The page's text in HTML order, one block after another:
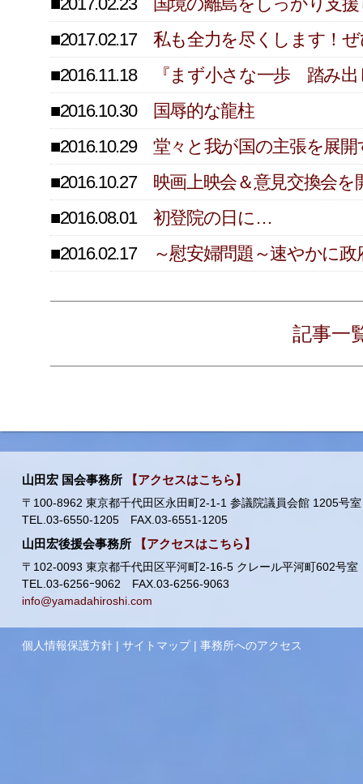
■2017.02.17 私も全力を尽くします！
■2016.11.18
『まず小さな一歩 踏み
■2016.10.30
国辱的な龍柱
■2016.10.29 堂々と我が国の主張を展
■2016.10.27 映画上映会＆意見交換会を
■2016.08.01 初登院の日に…
■2016.02.17
～慰安婦問題～速やかに
記事一
山田宏 国会事務所 【アクセスはこちら】
〒100-8962 東京都千代田区永田町2-1-1 参議院議員会館 1205号室
TEL.03-6550-1205 FAX.03-6551-1205
山田宏後援会事務所 【アクセスはこちら】
〒102-0093 東京都千代田区平河町2-16-5 クレール平河町602号室
TEL.03-6256ｰ9062 FAX.03-6256-9063
info@yamadahiroshi.com
個人情報保護方針 |サイトマップ |事務所へのアクセス